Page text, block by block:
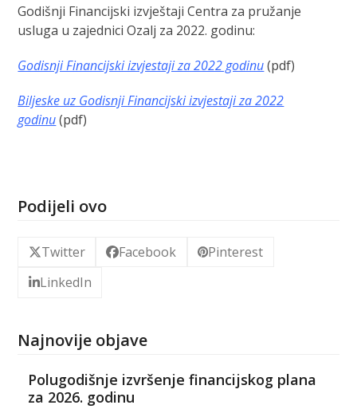
Godišnji Financijski izvještaji Centra za pružanje
usluga u zajednici Ozalj za 2022. godinu:
Godisnji Financijski izvjestaji za 2022 godinu(pdf)
Biljeske uz Godisnji Financijski izvjestaji za 2022
godinu(pdf)
Podijeli ovo
Twitter Facebook
Pinterest
LinkedIn
Najnovije objave
Polugodišnje izvršenje financijskog plana
za 2026. godinu